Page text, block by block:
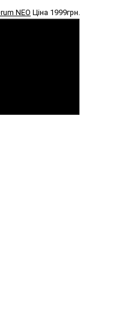
NEO Ціна 1999грн.